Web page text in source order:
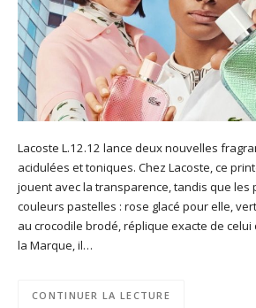
Lacoste L.12.12 lance deux nouvelles
acidulées et toniques. Chez Lacoste, ce
jouent avec la transparence, tandis que les
couleurs pastelles : rose glacé pour elle,
au crocodile brodé, réplique exacte de
la Marque, il…
CONTINUER LA LECTURE